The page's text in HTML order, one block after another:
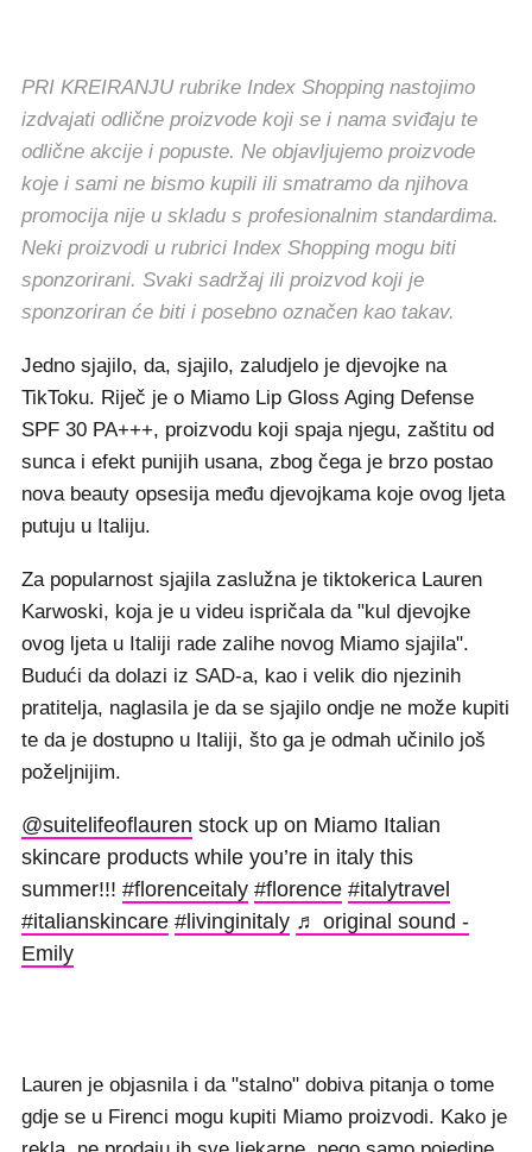
PRI KREIRANJU rubrike Index Shopping nastojimo
izdvajati odlične proizvode koji se i nama sviđaju te
odlične akcije i popuste. Ne objavljujemo proizvode
koje i sami ne bismo kupili ili smatramo da njihova
promocija nije u skladu s profesionalnim standardima.
Neki proizvodi u rubrici Index Shopping mogu biti
sponzorirani. Svaki sadržaj ili proizvod koji je
sponzoriran će biti i posebno označen kao takav.
Jedno sjajilo, da, sjajilo, zaludjelo je djevojke na
TikToku. Riječ je o Miamo Lip Gloss Aging Defense
SPF 30 PA+++, proizvodu koji spaja njegu, zaštitu od
sunca i efekt punijih usana, zbog čega je brzo postao
nova beauty opsesija među djevojkama koje ovog ljeta
putuju u Italiju.
Za popularnost sjajila zaslužna je tiktokerica Lauren
Karwoski, koja je u videu ispričala da "kul djevojke
ovog ljeta u Italiji rade zalihe novog Miamo sjajila".
Budući da dolazi iz SAD-a, kao i velik dio njezinih
pratitelja, naglasila je da se sjajilo ondje ne može kupiti
te da je dostupno u Italiji, što ga je odmah učinilo još
poželjnijim.
@suitelifeoflauren stock up on Miamo Italian
skincare products while you’re in italy this
summer!!! #florenceitaly #florence #italytravel
#italianskincare #livinginitaly ♬ original sound -
Emily
Lauren je objasnila i da "stalno" dobiva pitanja o tome
gdje se u Firenci mogu kupiti Miamo proizvodi. Kako je